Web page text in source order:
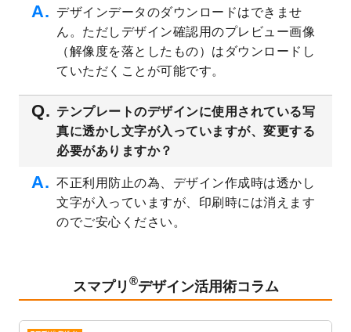
2023/4/18
セミナー・講演会のチラシデザインテンプ
レートを追加しました。
2023/4/18
スポーツジム・フィットネスクラブのチラ
シデザインテンプレート
2023/3/16
シール・ラベルのデザインテンプレートを
公開いたしました。
2023/3/13
封筒（長3、洋長3、角2）のデザインテンプ
レートを追加しました。
2023/3/13
クリアファイルのデザインテンプレート
追加しました。
2023/3/2
パワーポイント版テンプレートをダウンロ
追加しました。
2023/1/13
4月始まりのカレンダーデザインテンプレー
デザインデータのダウンロードはできませ
ん。ただしデザイン確認用のプレビュー画像
（解像度を落としたもの）はダウンロードし
ていただくことが可能です。
テンプレートのデザインに使用されている写
真に透かし文字が入っていますが、変更する
必要がありますか？
不正利用防止の為、デザイン作成時は透かし
文字が入っていますが、印刷時には消えます
のでご安心ください。
スマプリ ®デザイン活用術コラム